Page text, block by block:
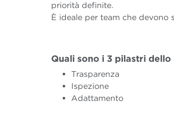
priorità definite.
È ideale per team che devono
Quali sono i 3 pilastri dello
Trasparenza
Ispezione
Adattamento